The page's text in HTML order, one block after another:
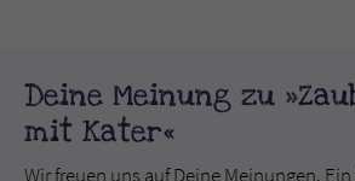
Deine Meinung zu
mit Kater«
Wir freuen uns auf Deine Meinungen.